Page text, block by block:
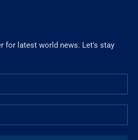
for latest world news. Let's stay